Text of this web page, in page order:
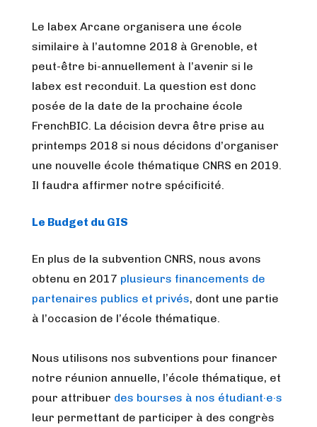
Le labex Arcane organisera une école
similaire à l’automne 2018 à Grenoble, et
peut-être bi-annuellement à l’avenir si le
labex est reconduit. La question est donc
posée de la date de la prochaine école
FrenchBIC. La décision devra être prise au
printemps 2018 si nous décidons d’organiser
une nouvelle école thématique CNRS en 2019.
Il faudra affirmer notre spécificité.
Le Budget du GIS
En plus de la subvention CNRS, nous avons
obtenu en 2017 plusieurs financements de
partenaires publics et privés, dont une partie
à l’occasion de l’école thématique.
Nous utilisons nos subventions pour financer
notre réunion annuelle, l’école thématique, et
pour attribuer des bourses à nos étudiant·e·s
leur permettant de participer à des congrès